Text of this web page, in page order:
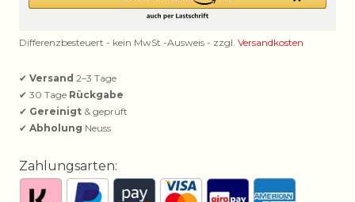
Differenzbesteuert - kein MwSt.-Ausweis - zzgl. Versandkosten
✔ Versand 2–3 Tage
✔ 30 Tage Rückgabe
✔ Gereinigt & geprüft
✔ Abholung Neuss
Zahlungsarten: